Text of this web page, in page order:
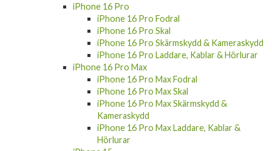
iPhone 16 Pro
iPhone 16 Pro Fodral
iPhone 16 Pro Skal
iPhone 16 Pro Skärmskydd & Kameraskydd
iPhone 16 Pro Laddare, Kablar & Hörlurar
iPhone 16 Pro Max
iPhone 16 Pro Max Fodral
iPhone 16 Pro Max Skal
iPhone 16 Pro Max Skärmskydd &
Kameraskydd
iPhone 16 Pro Max Laddare, Kablar &
Hörlurar